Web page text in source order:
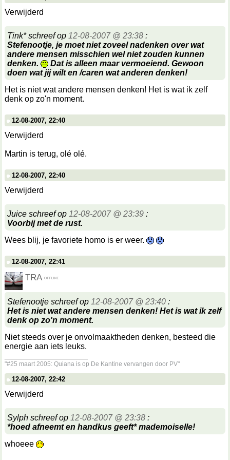
Verwijderd
Tink* schreef op 12-08-2007 @ 23:38 :
Stefenootje, je moet niet zoveel nadenken over wat
andere mensen misschien wel niet zouden kunnen
denken.
Dat is alleen maar vermoeiend. Gewoon
doen wat jij wilt en /caren wat anderen denken!
Het is niet wat andere mensen denken! Het is wat ik zelf
denk op zo'n moment.
12-08-2007, 22:40
Verwijderd
Martin is terug, olé olé.
12-08-2007, 22:40
Verwijderd
Juice schreef op 12-08-2007 @ 23:39 :
Voorbij met de rust.
Wees blij, je favoriete homo is er weer.
12-08-2007, 22:41
TRA
Stefenootje schreef op 12-08-2007 @ 23:40 :
Het is niet wat andere mensen denken! Het is wat ik zelf
denk op zo'n moment.
Niet steeds over je onvolmaaktheden denken, besteed die
energie aan iets leuks.
"#25 maart 2005: Quiana is op De Kantine vervangen door PV"
12-08-2007, 22:42
Verwijderd
Sylph schreef op 12-08-2007 @ 23:38 :
*hoed afneemt en handkus geeft* mademoiselle!
whoeee